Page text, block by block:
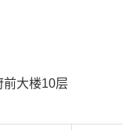
大楼10层